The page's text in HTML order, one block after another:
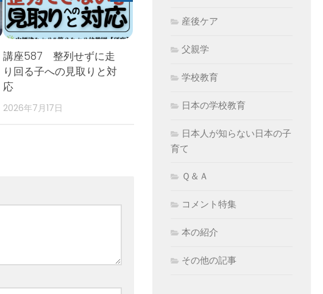
講座587 整列せずに走
り回る子への見取りと対
応
2026年7月17日
産後ケア
父親学
学校教育
日本の学校教育
日本人が知らない日本の子
育て
Ｑ＆Ａ
コメント特集
本の紹介
その他の記事